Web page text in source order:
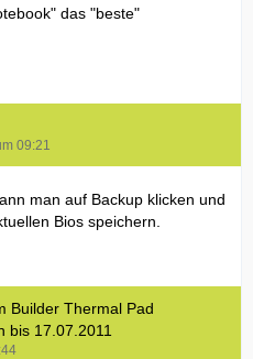
das "beste"
09:21
man auf Backup klicken und
Bios speichern.
Builder Thermal Pad
bis 17.07.2011